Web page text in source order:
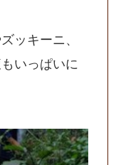
ッキーニ、
いっぱいに